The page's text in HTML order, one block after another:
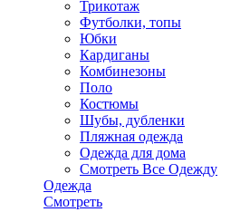
Трикотаж
Футболки, топы
Юбки
Кардиганы
Комбинезоны
Поло
Костюмы
Шубы, дубленки
Пляжная одежда
Одежда для дома
Смотреть Все Одежду
Одежда
Смотреть